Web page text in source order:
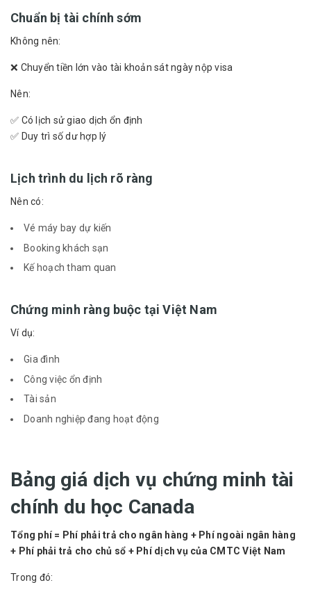
Chuẩn bị tài chính sớm
Không nên:
❌ Chuyển tiền lớn vào tài khoản sát ngày nộp visa
Nên:
✅ Có lịch sử giao dịch ổn định
✅ Duy trì số dư hợp lý
Lịch trình du lịch rõ ràng
Nên có:
Vé máy bay dự kiến
Booking khách sạn
Kế hoạch tham quan
Chứng minh ràng buộc tại Việt Nam
Ví dụ:
Gia đình
Công việc ổn định
Tài sản
Doanh nghiệp đang hoạt động
Bảng giá dịch vụ chứng minh tài
chính du học Canada
Tổng phí = Phí phải trả cho ngân hàng + Phí ngoài ngân hàng
+ Phí phải trả cho chủ sổ + Phí dịch vụ của CMTC Việt Nam
Trong đó: